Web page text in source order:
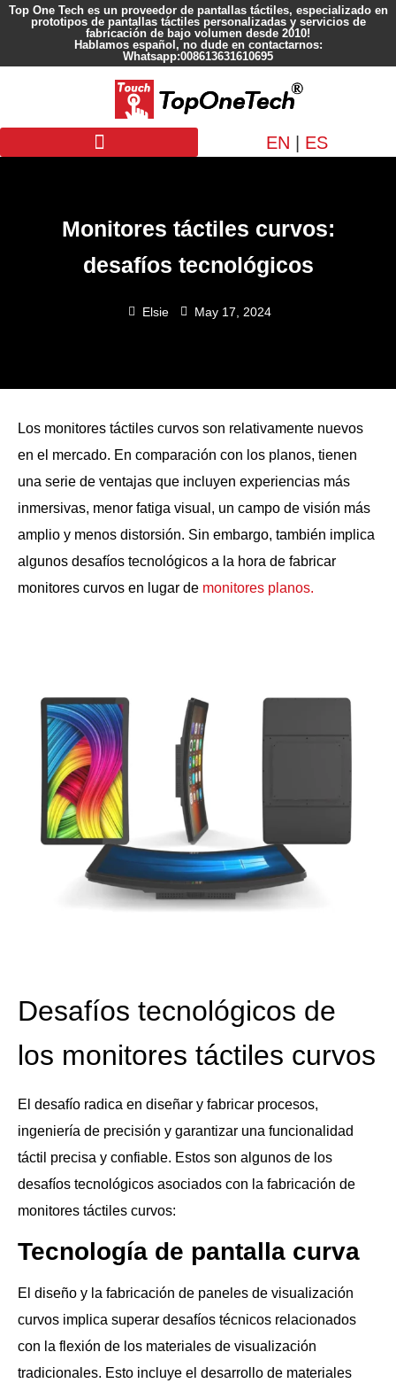
Top One Tech es un proveedor de pantallas táctiles, especializado en
prototipos de pantallas táctiles personalizadas y servicios de
fabricación de bajo volumen desde 2010!
Hablamos español, no dude en contactarnos:
Whatsapp:008613631610695
EN ES
Monitores táctiles curvos:
desafíos tecnológicos
Elsie May 17, 2024
Los monitores táctiles curvos son relativamente nuevos
en el mercado. En comparación con los planos, tienen
una serie de ventajas que incluyen experiencias más
inmersivas, menor fatiga visual, un campo de visión más
amplio y menos distorsión. Sin embargo, también implica
algunos desafíos tecnológicos a la hora de fabricar
monitores curvos en lugar de monitores planos.
Desafíos tecnológicos de
los monitores táctiles curvos
El desafío radica en diseñar y fabricar procesos,
ingeniería de precisión y garantizar una funcionalidad
táctil precisa y confiable. Estos son algunos de los
desafíos tecnológicos asociados con la fabricación de
monitores táctiles curvos:
Tecnología de pantalla curva
El diseño y la fabricación de paneles de visualización
curvos implica superar desafíos técnicos relacionados
con la flexión de los materiales de visualización
tradicionales. Esto incluye el desarrollo de materiales